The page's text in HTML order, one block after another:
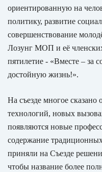
ориентированную на
политику, развитие
совершенствование
Лозунг МОП и её
пятилетие - «Вместе – за
достойную жизнь!».
На съезде многое
технологий, новых
появляются новые
содержание
приняли на Съезде
чтобы название более